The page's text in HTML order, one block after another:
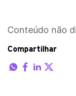
Conteúdo não
Compartilhar